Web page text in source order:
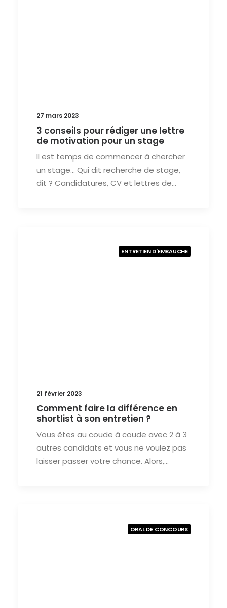
27 mars 2023
3 conseils pour rédiger une lettre
de motivation pour un stage
Il est temps de commencer à chercher
un stage… Qui dit recherche de stage,
dit ? Candidatures, CV et lettres de…
ENTRETIEN D'EMBAUCHE
21 février 2023
Comment faire la différence en
shortlist à son entretien ?
Vous êtes au coude à coude avec 2 à 3
autres candidats et vous ne voulez pas
laisser passer votre chance. Alors,…
ORAL DE CONCOURS